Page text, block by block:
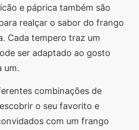
e páprica também são
realçar o sabor do frango
Cada tempero traz um
ser adaptado ao gosto
um.
combinações de
o seu favorito e
com um frango